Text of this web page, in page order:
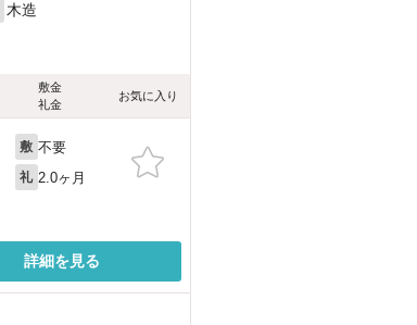
木造
敷金
礼金
お気に入り
敷 不要
礼 2.0ヶ月
詳細を見る